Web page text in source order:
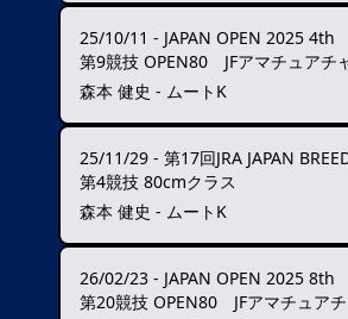
25/10/11 - JAPAN OPEN 2025 4th
第9競技 OPEN80 JFアマチュアチ
森本 健史 - ムートK
25/11/29 - 第17回JRA JAPAN BREEDING
第4競技 80cmクラス
森本 健史 - ムートK
26/02/23 - JAPAN OPEN 2025 8th
第20競技 OPEN80 JFアマチュア